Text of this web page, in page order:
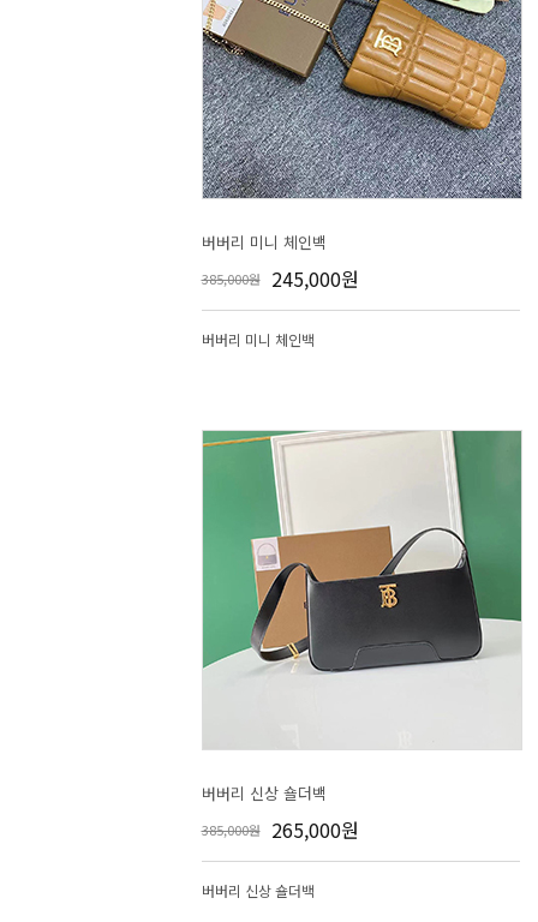
버버리 미니 체인백
385,000원 245,000원
버버리 미니 체인백
버버리 신상 숄더백
385,000원 265,000원
버버리 신상 숄더백